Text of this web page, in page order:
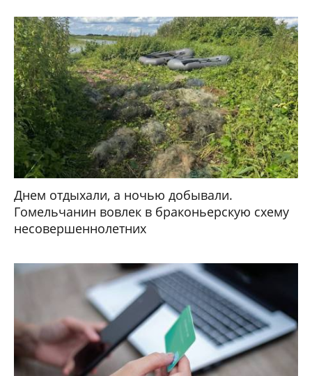
Днем отдыхали, а ночью добывали.
Гомельчанин вовлек в браконьерскую схему
несовершеннолетних